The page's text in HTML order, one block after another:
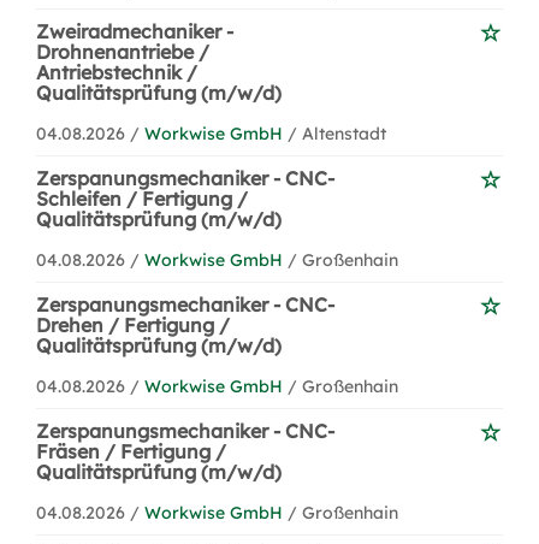
Zweiradmechaniker -
Drohnenantriebe /
Antriebstechnik /
Qualitätsprüfung (m/w/d)
04.08.2026 / Workwise GmbH / Altenstadt
Zerspanungsmechaniker - CNC-
Schleifen / Fertigung /
Qualitätsprüfung (m/w/d)
04.08.2026 / Workwise GmbH / Großenhain
Zerspanungsmechaniker - CNC-
Drehen / Fertigung /
Qualitätsprüfung (m/w/d)
04.08.2026 / Workwise GmbH / Großenhain
Zerspanungsmechaniker - CNC-
Fräsen / Fertigung /
Qualitätsprüfung (m/w/d)
04.08.2026 / Workwise GmbH / Großenhain